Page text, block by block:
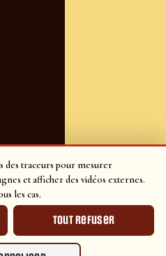
des traceurs pour mesurer
et afficher des vidéos externes.
les cas.
Tout refuser